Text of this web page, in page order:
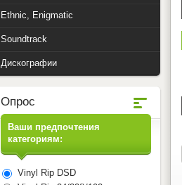
Ethnic, Enigmatic
Soundtrack
Дискографии
Опрос
Ваши предпочтения
категориям:
Vinyl Rip DSD